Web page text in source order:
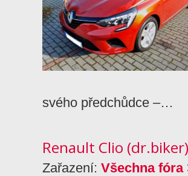
svého předchůdce –…
Renault Clio (dr.biker)
Zařazení: Všechna fóra